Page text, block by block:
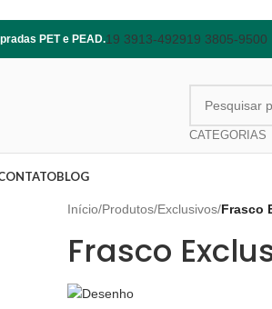
PET e PEAD.19 3913-492919 3805-9500
CATEGORIAS
BLOG
Início/Produtos/Exclusivos/Frasco
Frasco